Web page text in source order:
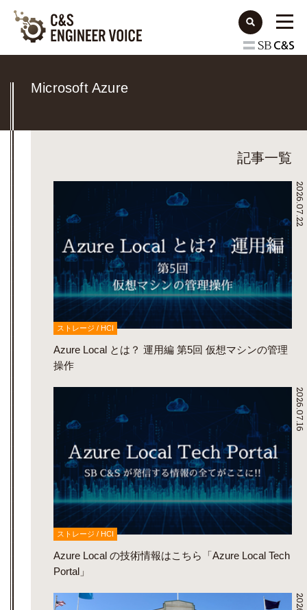
Microsoft Azure
記事一覧
2026.07.22
ストレージ / HCI
Azure Local とは？ 運用編 第5回 仮想マシンの管理
操作
2026.07.16
ストレージ / HCI
Azure Local の技術情報はこちら「Azure Local Tech
Portal」